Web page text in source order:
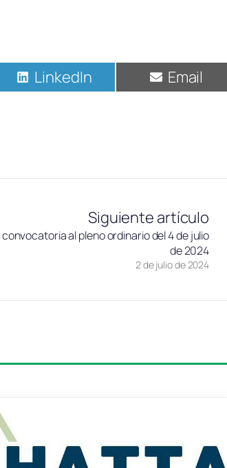
Compartir
en
LinkedIn Compartir
en
Email
Siguiente artículo
2 de julio de 2024
al pleno ordinario del 4 de julio
de 2024